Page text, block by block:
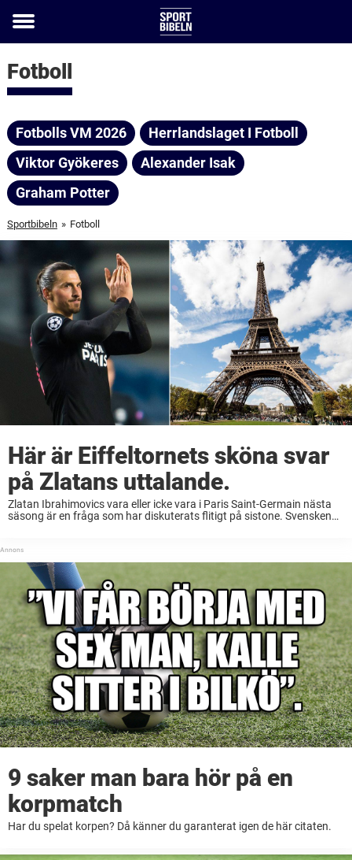
Toggle
Fotboll
Fotbolls VM 2026
Herrlandslaget I Fotboll
Viktor Gyökeres
Alexander Isak
Graham Potter
Sportbibeln » Fotboll
Här är Eiffeltornets sköna svar
på Zlatans uttalande.
Zlatan Ibrahimovics vara eller icke vara i Paris Saint-Germain nästa
säsong är en fråga som har diskuterats flitigt på sistone. Svensken
9 saker man bara hör på en
korpmatch
Har du spelat korpen? Då känner du garanterat igen de här citaten.